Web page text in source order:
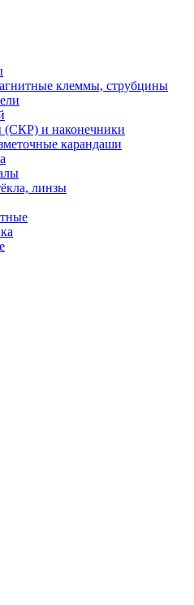
клеммы, струбцины
(СКР) и наконечники
карандаши
линзы